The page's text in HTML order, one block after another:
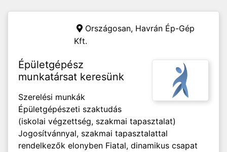
Országosan, Havrán Ép-Gép
Kft.
Épületgépész
munkatársat keresünk
Szerelési munkák
Épületgépészeti szaktudás
(iskolai végzettség, szakmai tapasztalat)
Jogosítvánnyal, szakmai tapasztalattal
rendelkezők elonyben Fiatal, dinamikus csapat